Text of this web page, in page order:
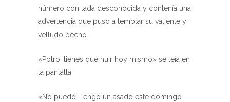
número con lada desconocida y contenía una
advertencia que puso a temblar su valiente y
velludo pecho.
«Potro, tienes que huir hoy mismo» se leía en
la pantalla.
«No puedo. Tengo un asado este domingo